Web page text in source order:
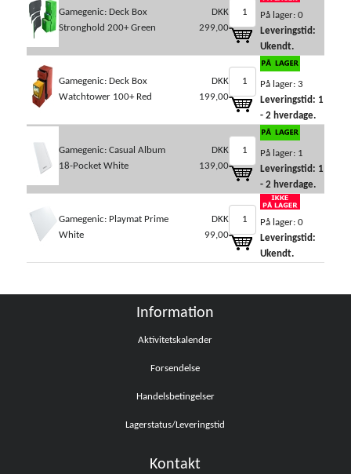
Gamegenic: Deck Box
Stronghold 200+ Green
DKK
299,00
På lager: 0
Leveringstid:
Ukendt.
Gamegenic: Deck Box
Watchtower 100+ Red
DKK
199,00
På lager: 3
Leveringstid: 1
- 2 hverdage.
Gamegenic: Casual Album
18-Pocket White
DKK
139,00
På lager: 1
Leveringstid: 1
- 2 hverdage.
Gamegenic: Playmat Prime
White
DKK
99,00
På lager: 0
Leveringstid:
Ukendt.
Information
Aktivitetskalender
Forsendelse
Handelsbetingelser
Lagerstatus/Leveringstid
Kontakt